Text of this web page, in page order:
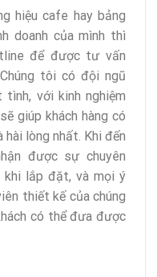
hiệu cafe hay bảng
doanh của mình thì
để được tư vấn
tôi có đội ngũ
tình, với kinh nghiệm
giúp khách hàng có
hài lòng nhất. Khi đến
được sự chuyên
lắp đặt, và mọi ý
thiết kế của chúng
có thể đưa được